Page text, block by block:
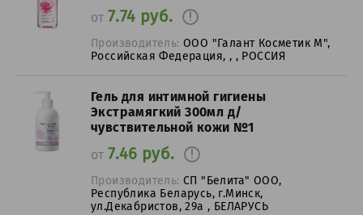
от 7.74 руб.
Производитель:ООО "Галант Косметик М",
Российская Федерация, , , РОССИЯ
Гель для интимной гигиены
Экстрамягкий 300мл д/
чувствительной кожи №1
от 7.46 руб.
Производитель:СП "Белита" ООО,
Республика Беларусь, г.Минск,
ул.Декабристов, 29а , БЕЛАРУСЬ